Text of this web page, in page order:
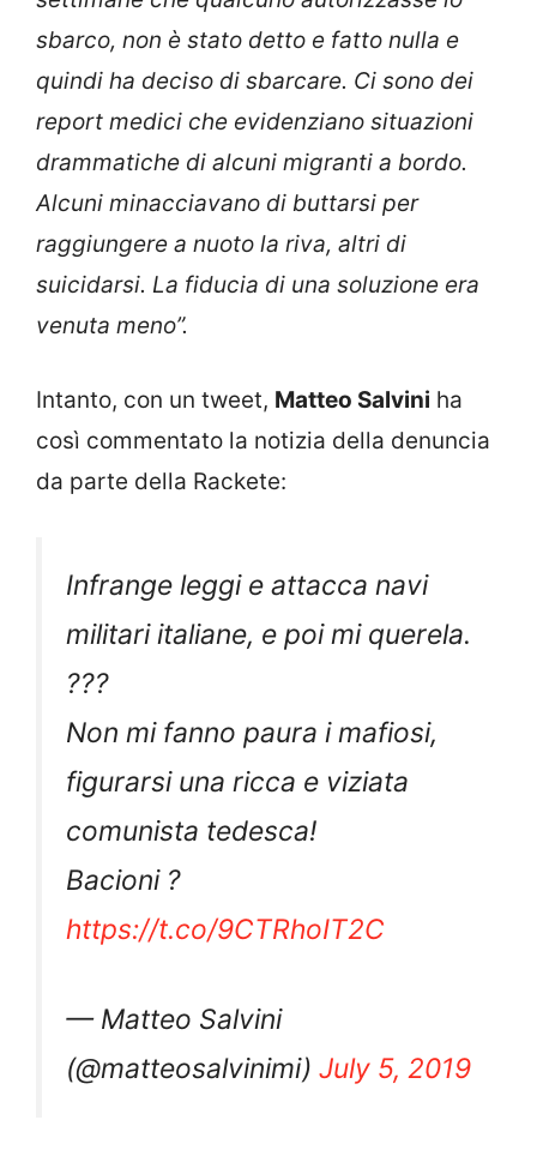
sbarco, non è stato detto e fatto nulla e
quindi ha deciso di sbarcare. Ci sono dei
report medici che evidenziano situazioni
drammatiche di alcuni migranti a bordo.
Alcuni minacciavano di buttarsi per
raggiungere a nuoto la riva, altri di
suicidarsi. La fiducia di una soluzione era
venuta meno”.
Intanto, con un tweet, Matteo Salvini ha
così commentato la notizia della denuncia
da parte della Rackete:
Infrange leggi e attacca navi
militari italiane, e poi mi querela.
???
Non mi fanno paura i mafiosi,
figurarsi una ricca e viziata
comunista tedesca!
Bacioni ?
https://t.co/9CTRhoIT2C
— Matteo Salvini
(@matteosalvinimi) July 5, 2019